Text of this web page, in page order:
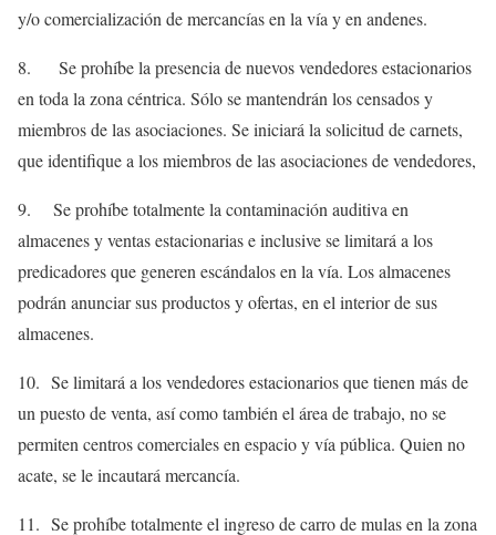
y/o comercialización de mercancías en la vía y en andenes.
8. Se prohíbe la presencia de nuevos vendedores estacionarios
en toda la zona céntrica. Sólo se mantendrán los censados y
miembros de las asociaciones. Se iniciará la solicitud de carnets,
que identifique a los miembros de las asociaciones de vendedores,
9. Se prohíbe totalmente la contaminación auditiva en
almacenes y ventas estacionarias e inclusive se limitará a los
predicadores que generen escándalos en la vía. Los almacenes
podrán anunciar sus productos y ofertas, en el interior de sus
almacenes.
10. Se limitará a los vendedores estacionarios que tienen más de
un puesto de venta, así como también el área de trabajo, no se
permiten centros comerciales en espacio y vía pública. Quien no
acate, se le incautará mercancía.
11. Se prohíbe totalmente el ingreso de carro de mulas en la zona